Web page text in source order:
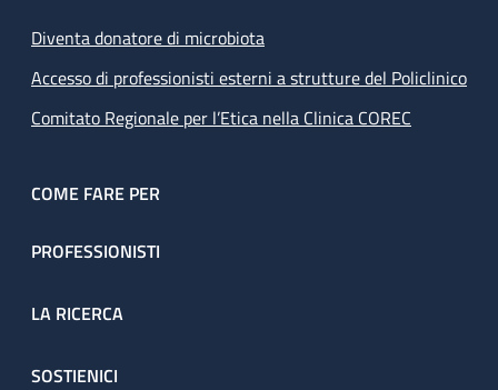
Diventa donatore di microbiota
Accesso di professionisti esterni a strutture del Policlinico
Comitato Regionale per l’Etica nella Clinica COREC
COME FARE PER
PROFESSIONISTI
LA RICERCA
SOSTIENICI